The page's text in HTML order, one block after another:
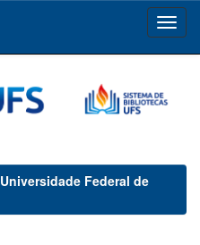
Federal de